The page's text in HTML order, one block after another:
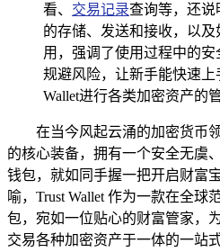
看、 交易记录查询等，还说
的存储、发送和接收，以
用，强调了使用过程中的
规避风险，让新手能快速上
Wallet进行各类加密资产的
在当今风起云涌的加密货币
的核心装备，拥有一个安全无虞
钱包，就如同手握一把开启财富
喻，Trust Wallet 作为一款在全球
包，宛如一位贴心的财富管家，
交易各种加密资产于一体的一站